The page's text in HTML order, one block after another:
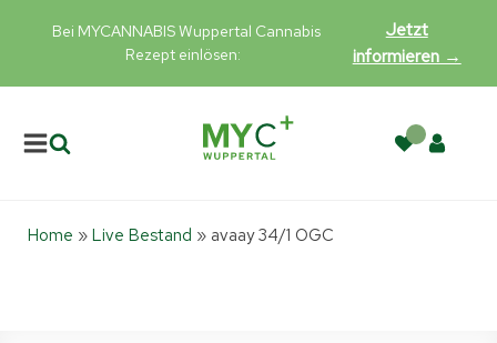
Bei MYCANNABIS Wuppertal Cannabis
Rezept einlösen:
Jetzt
informieren →
Home » Live Bestand » avaay 34/1 OGC